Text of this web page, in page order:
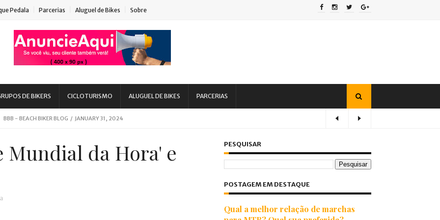
Pedala Parcerias Aluguel de Bikes Sobre
DE BIKERS CICLOTURISMO ALUGUEL DE BIKES PARCERIAS
BIKER BLOG / MARCH 08, 2020
BBB - BEACH BIKER BLOG / JANUARY 31, 2024
- BEACH BIKER BLOG / MARCH 03, 2023
SC
DE INSCRIÇÃO
Mundial da Hora' e
PESQUISAR
POSTAGEM EM DESTAQUE
Qual a melhor relação de marchas